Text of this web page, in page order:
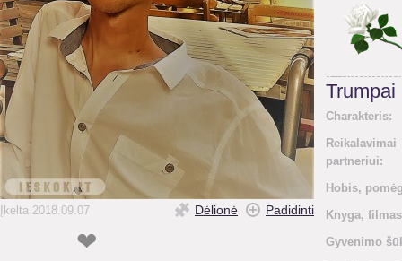
Įkelta 2018.09.07 Dėlionė Padidinti
❤
Trumpai
Charakteris:
Reikalavimai
partneriui:
Hobis,
Knyga,
Gyvenimo